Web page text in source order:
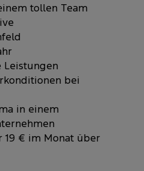
tollen Team
Leistungen
bei
in einem
19 € im Monat über